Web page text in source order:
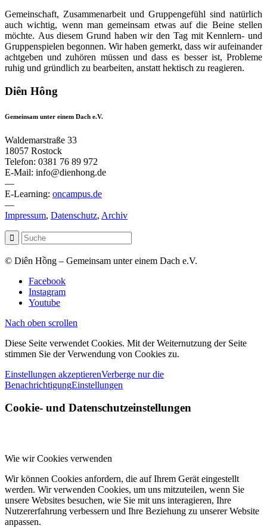
Gemeinschaft, Zusammenarbeit und Gruppengefühl sind natürlich
auch wichtig, wenn man gemeinsam etwas auf die Beine stellen
möchte. Aus diesem Grund haben wir den Tag mit Kennlern- und
Gruppenspielen begonnen. Wir haben gemerkt, dass wir aufeinander
achtgeben und zuhören müssen und dass es besser ist, Probleme
ruhig und gründlich zu bearbeiten, anstatt hektisch zu reagieren.
Diên Hông
Gemeinsam unter einem Dach e.V.
Waldemarstraße 33
18057 Rostock
Telefon: 0381 76 89 972
E-Mail: info@dienhong.de
—
E-Learning: oncampus.de
—
Impressum, Datenschutz, Archiv
© Diên Hồng – Gemeinsam unter einem Dach e.V.
Facebook
Instagram
Youtube
Nach oben scrollen
Diese Seite verwendet Cookies. Mit der Weiternutzung der Seite
stimmen Sie der Verwendung von Cookies zu.
Einstellungen akzeptierenVerberge nur die
BenachrichtigungEinstellungen
Cookie- und Datenschutzeinstellungen
Wie wir Cookies verwenden
Wir können Cookies anfordern, die auf Ihrem Gerät eingestellt
werden. Wir verwenden Cookies, um uns mitzuteilen, wenn Sie
unsere Websites besuchen, wie Sie mit uns interagieren, Ihre
Nutzererfahrung verbessern und Ihre Beziehung zu unserer Website
anpassen.